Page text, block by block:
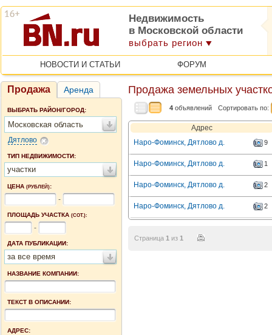
Недвижимость
в Московской области
выбрать регион
НОВОСТИ И СТАТЬИ ФОРУМ
Продажа Аренда
ВЫБРАТЬ РАЙОН/ГОРОД:
Московская область
Дятлово
ТИП НЕДВИЖИМОСТИ:
участки
ЦЕНА (РУБЛЕЙ):
-
ПЛОЩАДЬ УЧАСТКА (СОТ.):
-
ДАТА ПУБЛИКАЦИИ:
за все время
НАЗВАНИЕ КОМПАНИИ:
ТЕКСТ В ОПИСАНИИ:
АДРЕС:
Продажа земельных
4 объявлений Сортировать по:
Адрес
Наро-Фоминск, Дятлово д.
9
Наро-Фоминск, Дятлово д. 1
Наро-Фоминск, Дятлово д. 2
Наро-Фоминск, Дятлово д. 2
Страница 1 из 1